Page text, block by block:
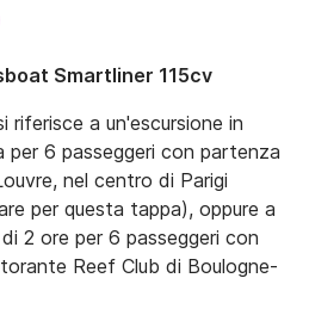
Smartliner 115cv
a un'escursione in
per 6 passeggeri con partenza
nel centro di Parigi
per questa tappa), oppure a
2 ore per 6 passeggeri con
Reef Club di Boulogne-